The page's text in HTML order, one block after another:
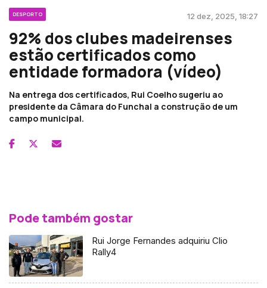
DESPORTO 12 dez, 2025, 18:27
92% dos clubes madeirenses
estão certificados como
entidade formadora (vídeo)
Na entrega dos certificados, Rui Coelho sugeriu ao
presidente da Câmara do Funchal a construção de um
campo municipal.
Pode também gostar
Rui Jorge Fernandes adquiriu Clio
Rally4